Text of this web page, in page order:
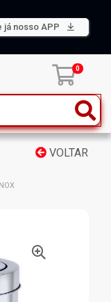
já nosso APP
0
VOLTAR